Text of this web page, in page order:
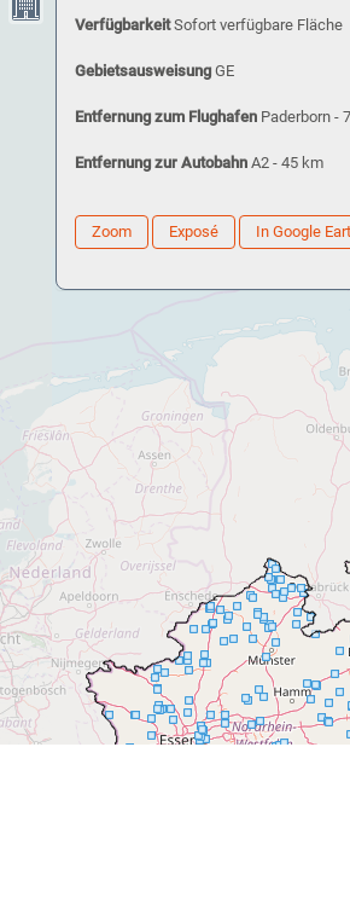
Verfügbarkeit Sofort verfügbare Fläche
GebietsausweisungGE
Entfernung zum Flughafen Paderborn -
Entfernung zur Autobahn A2 - 45 km
Zoom Exposé In Google